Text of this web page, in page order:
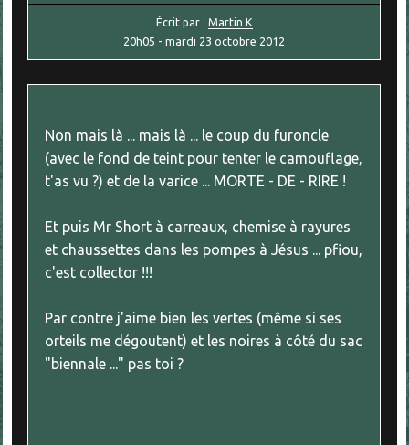
Écrit par : Martin K
20h05 -mardi 23 octobre 2012
Non mais là ... mais là ... le coup du furoncle
(avec le fond de teint pour tenter le camouflage,
t'as vu ?) et de la varice ... MORTE - DE - RIRE !
Et puis Mr Short à carreaux, chemise à rayures
et chaussettes dans les pompes à Jésus ... pfiou,
c'est collector !!!
Par contre j'aime bien les vertes (même si ses
orteils me dégoutent) et les noires à côté du sac
"biennale ..." pas toi ?